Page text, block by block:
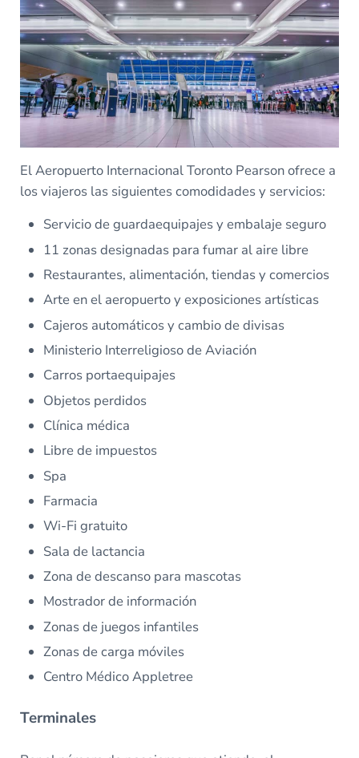
El Aeropuerto Internacional Toronto Pearson ofrece a
los viajeros las siguientes comodidades y servicios:
Servicio de guardaequipajes y embalaje seguro
11 zonas designadas para fumar al aire libre
Restaurantes, alimentación, tiendas y comercios
Arte en el aeropuerto y exposiciones artísticas
Cajeros automáticos y cambio de divisas
Ministerio Interreligioso de Aviación
Carros portaequipajes
Objetos perdidos
Clínica médica
Libre de impuestos
Spa
Farmacia
Wi-Fi gratuito
Sala de lactancia
Zona de descanso para mascotas
Mostrador de información
Zonas de juegos infantiles
Zonas de carga móviles
Centro Médico Appletree
Terminales